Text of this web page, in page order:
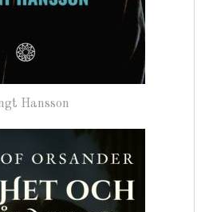
Hansson